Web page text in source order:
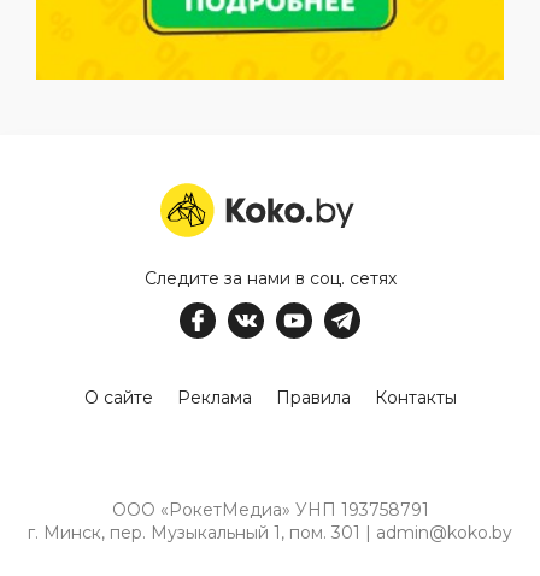
Следите за нами в соц. сетях
О сайте Реклама Правила Контакты
ООО «РокетМедиа» УНП 193758791
г. Минск, пер. Музыкальный 1, пом. 301 | admin@koko.by